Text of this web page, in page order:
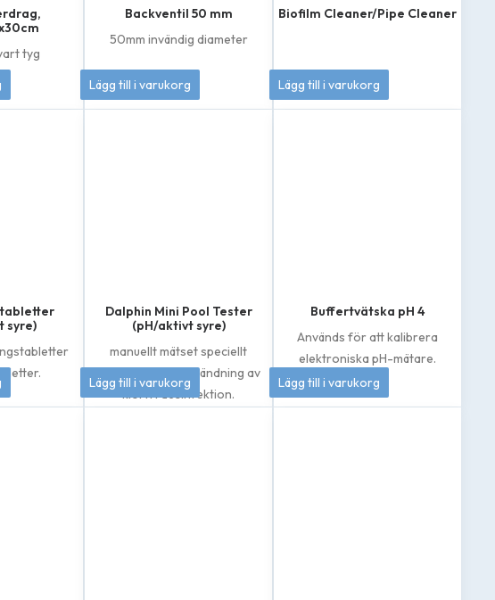
tyg
Backventil 50 mm
50mm invändig diameter
549kr
Lägg till i varukorg
Biofilm Cleaner/Pipe Cleaner
399kr
Lägg till i varukorg
syre)
Dalphin Mini Pool Tester
(pH/aktivt syre)
manuellt mätset speciellt
framtaget för användning av
klorfri desinfektion.
133kr
Lägg till i varukorg
Buffertvätska pH 4
Används för att kalibrera
elektroniska pH-mätare.
50kr
Lägg till i varukorg